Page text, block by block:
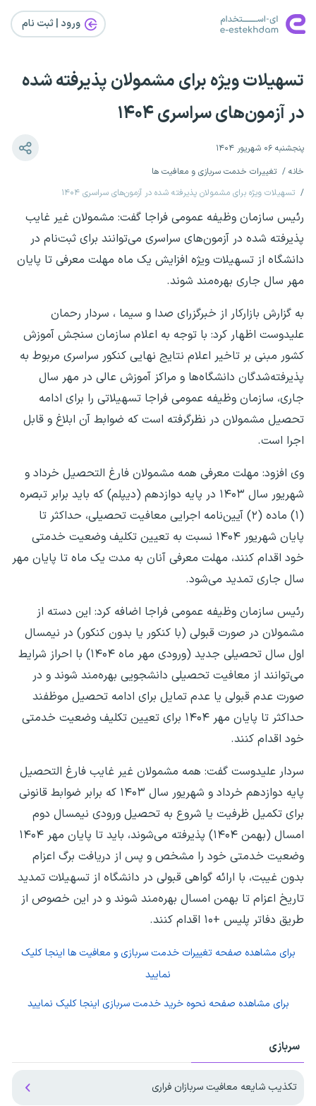
ورود | ثبت‌ نام
تسهیلات ویژه برای مشمولان پذیرفته شده
در آزمون‌های سراسری ۱۴۰۴
پنجشنبه ۰۶ شهریور ۱۴۰۴
خانه
تغییرات خدمت سربازی و معافیت ها
تسهیلات ویژه برای مشمولان پذیرفته شده در آزمون‌های سراسری ۱۴۰۴
رئیس سازمان وظیفه عمومی فراجا گفت: مشمولان غیر غایب
پذیرفته شده در آزمون‌های سراسری می‌توانند برای ثبت‌نام در
دانشگاه از تسهیلات ویژه افزایش یک ماه مهلت معرفی تا پایان
مهر سال جاری بهره‌مند شوند.
به گزارش بازارکار از خبرگزرای صدا و سیما ، سردار رحمان
علیدوست اظهار کرد: با توجه به اعلام سازمان سنجش آموزش
کشور مبنی بر تاخیر اعلام نتایج نهایی کنکور سراسری مربوط به
پذیرفته‌شدگان دانشگاه‌ها و مراکز آموزش عالی در مهر سال
جاری، سازمان وظیفه عمومی فراجا تسهیلاتی را برای ادامه
تحصیل مشمولان در نظرگرفته است که ضوابط آن ابلاغ و قابل
اجرا است.
وی افزود: مهلت معرفی همه مشمولان فارغ التحصیل خرداد و
شهریور سال ۱۴۰۳ در پایه دوازدهم (دیپلم) که باید برابر تبصره
(۱) ماده (۲) آیین‌نامه اجرایی معافیت تحصیلی، حداکثر تا
پایان شهریور ۱۴۰۴ نسبت به تعیین تکلیف وضعیت خدمتی
خود اقدام کنند، مهلت معرفی آنان به مدت یک ماه تا پایان مهر
سال جاری تمدید می‌شود.
رئیس سازمان وظیفه عمومی فراجا اضافه کرد: این دسته از
مشمولان در صورت قبولی (با کنکور یا بدون کنکور) در نیمسال
اول سال تحصیلی جدید (ورودی مهر ماه ۱۴۰۴) با احراز شرایط
می‌توانند از معافیت تحصیلی دانشجویی بهره‌مند شوند و در
صورت عدم قبولی یا عدم تمایل برای ادامه تحصیل موظفند
حداکثر تا پایان مهر ۱۴۰۴ برای تعیین تکلیف وضعیت خدمتی
خود اقدام کنند.
سردار علیدوست گفت: همه مشمولان غیر غایب فارغ التحصیل
پایه دوازدهم خرداد و شهریور سال ۱۴۰۳ که برابر ضوابط قانونی
برای تکمیل ظرفیت یا شروع به تحصیل ورودی نیمسال دوم
امسال (بهمن ۱۴۰۴) پذیرفته می‌شوند، باید تا پایان مهر ۱۴۰۴
وضعیت خدمتی خود را مشخص و پس از دریافت برگ اعزام
بدون غیبت، با ارائه گواهی قبولی در دانشگاه از تسهیلات تمدید
تاریخ اعزام تا بهمن امسال بهره‌مند شوند و در این خصوص از
طریق دفاتر پلیس +۱۰ اقدام کنند.
برای مشاهده صفحه تغییرات خدمت سربازی و معافیت ها اینجا کلیک
نمایید
برای مشاهده صفحه نحوه خرید خدمت سربازی اینجا کلیک نمایید
سربازی
تکذیب شایعه معافیت سربازان فراری